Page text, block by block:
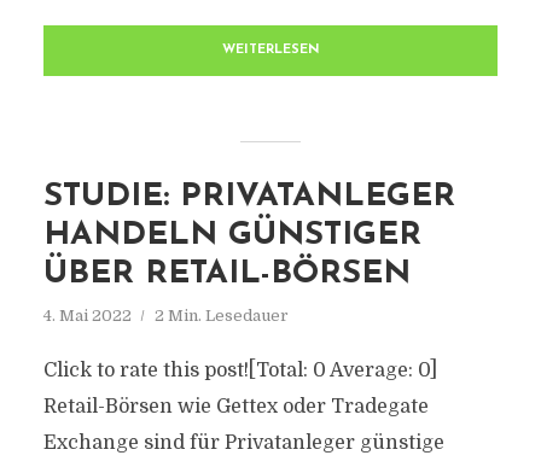
WEITERLESEN
STUDIE: PRIVATANLEGER
HANDELN GÜNSTIGER
ÜBER RETAIL-BÖRSEN
4. Mai 2022 2 Min. Lesedauer
Click to rate this post![Total: 0 Average: 0]
Retail-Börsen wie Gettex oder Tradegate
Exchange sind für Privatanleger günstige